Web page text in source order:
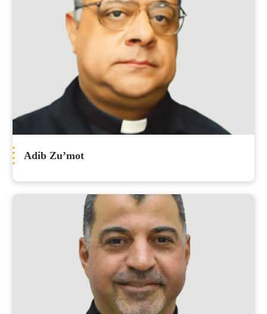
Adib Zu’mot